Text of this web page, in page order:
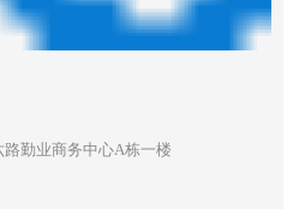
勤业商务中心A栋一楼